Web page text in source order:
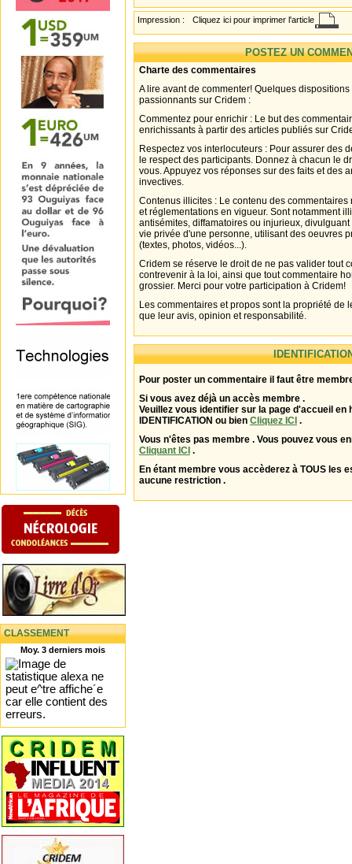
CLASSEMENT
Moy. 3 derniers mois
Impression : Cliquez ici pour imprimer l'article
POSTEZ UN
Charte des commentaires
A lire avant de commenter! Quelques
passionnants sur Cridem :
Commentez pour enrichir : Le but des
enrichissants à partir des articles publiés sur
Respectez vos interlocuteurs : Pour assurer des
le respect des participants. Donnez à chacun le
vous. Appuyez vos réponses sur des faits et des
invectives.
Contenus illicites : Le contenu des
et réglementations en vigueur. Sont notamment
antisémites, diffamatoires ou injurieux,
vie privée d'une personne, utilisant des oeuvres
(textes, photos, vidéos...).
Cridem se réserve le droit de ne pas valider tout
contrevenir à la loi, ainsi que tout commentaire
grossier. Merci pour votre participation à Cridem!
Les commentaires et propos sont la propriété de
que leur avis, opinion et responsabilité.
Pour poster un commentaire il faut être
Si vous avez déjà un accès membre .
Veuillez vous identifier sur la page d'accueil en
IDENTIFICATION ou bien Cliquez ICI .
Vous n'êtes pas membre . Vous pouvez vous
Cliquant ICI .
En étant membre vous accèderez à TOUS les
aucune restriction .